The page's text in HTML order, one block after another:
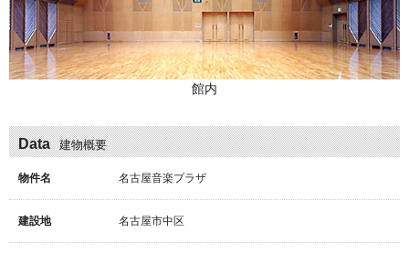
館内
Data 建物概要
物件名 名古屋音楽プラザ
建設地 名古屋市中区